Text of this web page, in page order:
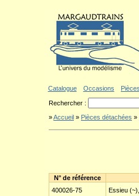
Catalogue Occasions
Rechercher :
»Accueil » Pièces détachées »
N° de référence
400026-75
Essieu